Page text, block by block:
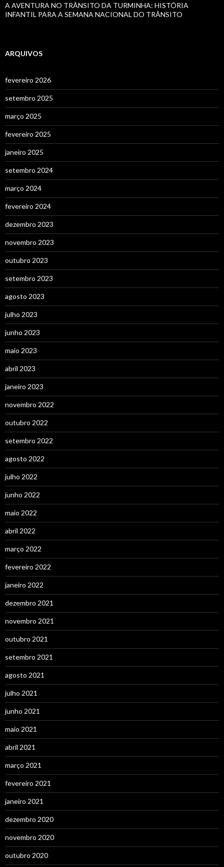
A AVENTURA NO TRÂNSITO DA TURMINHA: HISTÓRIA
INFANTIL PARA A SEMANA NACIONAL DO TRÂNSITO
ARQUIVOS
fevereiro 2026
setembro 2025
março 2025
fevereiro 2025
janeiro 2025
setembro 2024
março 2024
fevereiro 2024
dezembro 2023
novembro 2023
outubro 2023
setembro 2023
agosto 2023
julho 2023
junho 2023
maio 2023
abril 2023
janeiro 2023
novembro 2022
outubro 2022
setembro 2022
agosto 2022
julho 2022
junho 2022
maio 2022
abril 2022
março 2022
fevereiro 2022
janeiro 2022
dezembro 2021
novembro 2021
outubro 2021
setembro 2021
agosto 2021
julho 2021
junho 2021
maio 2021
abril 2021
março 2021
fevereiro 2021
janeiro 2021
dezembro 2020
novembro 2020
outubro 2020